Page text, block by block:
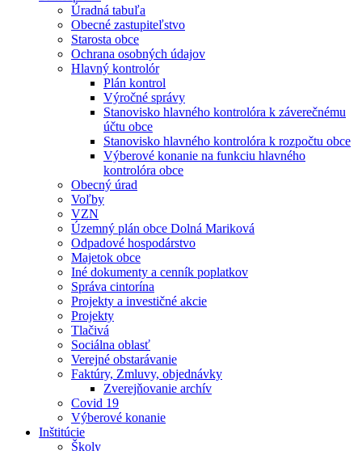
Úradná tabuľa
Obecné zastupiteľstvo
Starosta obce
Ochrana osobných údajov
Hlavný kontrolór
Plán kontrol
Výročné správy
Stanovisko hlavného kontrolóra k záverečnému
účtu obce
Stanovisko hlavného kontrolóra k rozpočtu obce
Výberové konanie na funkciu hlavného
kontrolóra obce
Obecný úrad
Voľby
VZN
Územný plán obce Dolná Mariková
Odpadové hospodárstvo
Majetok obce
Iné dokumenty a cenník poplatkov
Správa cintorína
Projekty a investičné akcie
Projekty
Tlačivá
Sociálna oblasť
Verejné obstarávanie
Faktúry, Zmluvy, objednávky
Zverejňovanie archív
Covid 19
Výberové konanie
Inštitúcie
Školy